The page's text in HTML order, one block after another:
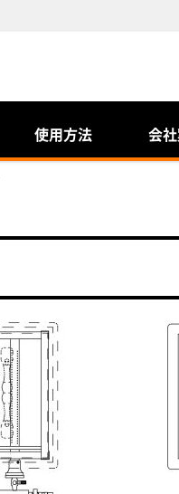
使用方法 会